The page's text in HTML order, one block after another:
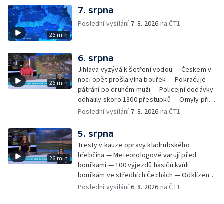
26 min
7. srpna
Poslední vysílání 7. 8. 2026 na ČT1
26 min
6. srpna
Jihlava vyzývá k šetření vodou — Českem v
noci opět prošla vlna bouřek — Pokračuje
pátrání po druhém muži — Policejní dodávky
odhalily skoro 1300 přestupků — Omyly při
nouzovém volání o pomoc — Hradec Králové
rekord v hromadném seskoku parašutistů —
Chovné rybníky na Českolipsku pustoší
vydry — Instalace nové sochy v Mariánských
Lázních — Sedmiletý trest za dotační
podvod s projektem Technologického parku
v Písku — Dětský tábor na Brutal Assault —
Turistická trasa Svatojánské proudy zůstává
Poslední vysílání 7. 8. 2026 na ČT1
26 min
5. srpna
Tresty v kauze opravy kladrubského
hřebčína — Meteorologové varují před
bouřkami — 100 výjezdů hasičů kvůli
bouřkám ve středhích Čechách — Odklízení
škod po bouřkách — Hasiči likvidovali
Poslední vysílání6. 8. 2026 na ČT1